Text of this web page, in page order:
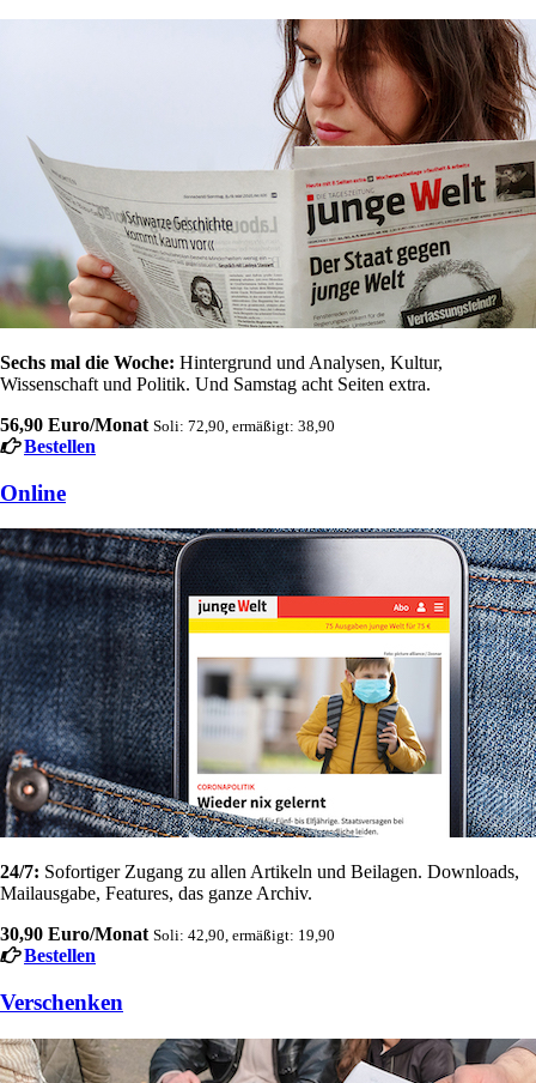
Sechs mal die Woche: Hintergrund und Analysen, Kultur,
Wissenschaft und Politik. Und Samstag acht Seiten extra.
56,90 Euro/Monat Soli: 72,90, ermäßigt: 38,90
Bestellen
Online
24/7: Sofortiger Zugang zu allen Artikeln und Beilagen. Downloads,
Mailausgabe, Features, das ganze Archiv.
30,90 Euro/Monat Soli: 42,90, ermäßigt: 19,90
Bestellen
Verschenken